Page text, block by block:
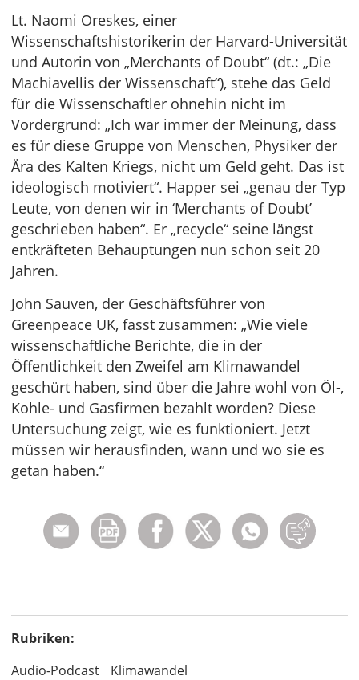
Lt. Naomi Oreskes, einer
Wissenschaftshistorikerin der Harvard-Universität
und Autorin von „Merchants of Doubt“ (dt.: „Die
Machiavellis der Wissenschaft“), stehe das Geld
für die Wissenschaftler ohnehin nicht im
Vordergrund: „Ich war immer der Meinung, dass
es für diese Gruppe von Menschen, Physiker der
Ära des Kalten Kriegs, nicht um Geld geht. Das ist
ideologisch motiviert“. Happer sei „genau der Typ
Leute, von denen wir in ‘Merchants of Doubt’
geschrieben haben“. Er „recycle“ seine längst
entkräfteten Behauptungen nun schon seit 20
Jahren.
John Sauven, der Geschäftsführer von
Greenpeace UK, fasst zusammen: „Wie viele
wissenschaftliche Berichte, die in der
Öffentlichkeit den Zweifel am Klimawandel
geschürt haben, sind über die Jahre wohl von Öl-,
Kohle- und Gasfirmen bezahlt worden? Diese
Untersuchung zeigt, wie es funktioniert. Jetzt
müssen wir herausfinden, wann und wo sie es
getan haben.“
Rubriken:
Audio-Podcast
Klimawandel